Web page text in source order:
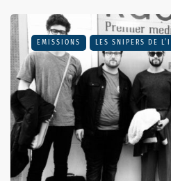
EMISSIONS LES SNIPERS DE